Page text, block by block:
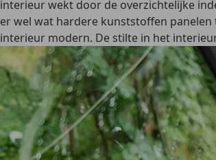
interieur wekt door de overzichtelijke
er wel wat hardere kunststoffen
interieur modern. De stilte in het